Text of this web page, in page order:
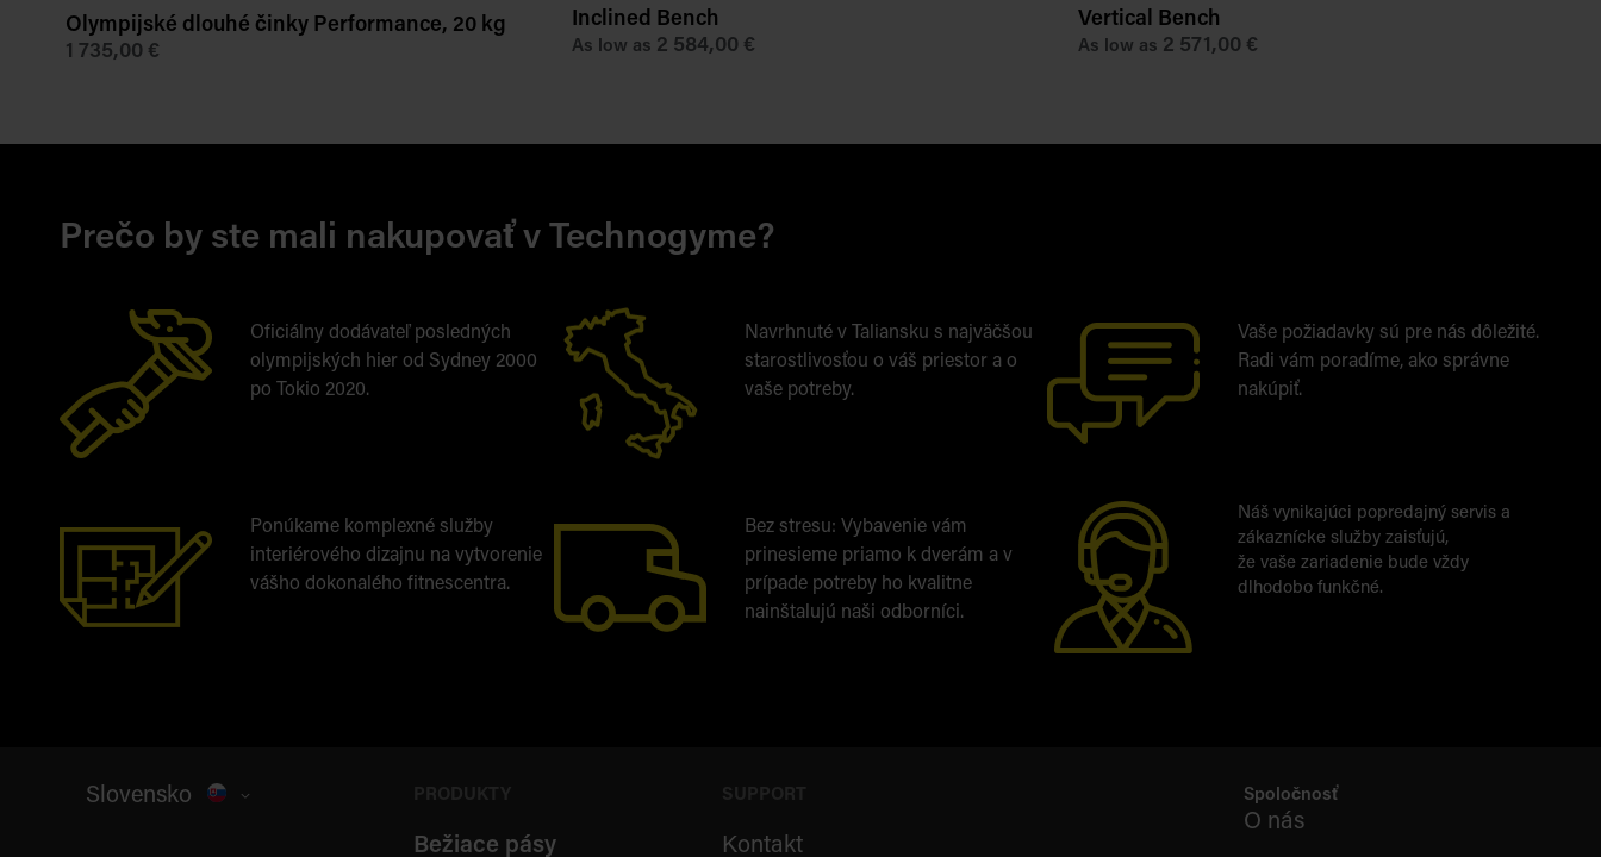
Olympijské dlouhé činky Performance, 20 kg
1 735,00 €
Inclined Bench
As low as 2 584,00 €
Vertical Bench
As low as 2 571,00 €
Prečo by ste mali nakupovať v Technogyme?
Oficiálny dodávateľ posledných
olympijských hier od Sydney 2000
po Tokio 2020.
Navrhnuté v Taliansku s najväčšou
starostlivosťou o váš priestor a o
vaše potreby.
Vaše požiadavky sú pre nás dôležité.
Radi vám poradíme, ako správne
nakúpiť.
Ponúkame komplexné služby
interiérového dizajnu na vytvorenie
vášho dokonalého fitnescentra.
Bez stresu: Vybavenie vám
prinesieme priamo k dverám a v
prípade potreby ho kvalitne
nainštalujú naši odborníci.
Náš vynikajúci popredajný servis a
zákaznícke služby zaisťujú,
že vaše zariadenie bude vždy
dlhodobo funkčné.
Slovensko
Bežiace pásy Kontakt
Spoločnosť
O nás